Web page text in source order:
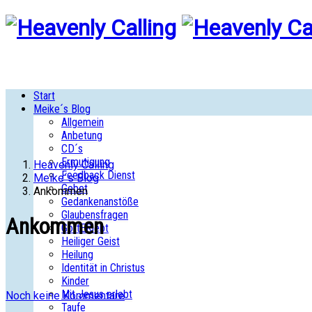
Start
Meike´s Blog
Allgemein
Anbetung
CD´s
Ermutigung
Feedback Dienst
Gebet
Gedankenanstöße
Glaubensfragen
GottERlebt
Heiliger Geist
Heilung
Identität in Christus
Kinder
Mit Jesus erlebt
Taufe
Heavenly Calling
Meike´s Blog
Ankommen
Ankommen
Noch keine Kommentare